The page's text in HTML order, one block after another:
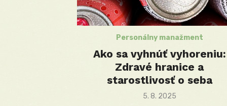
Personálny manažment
Ako sa vyhnúť vyhoreniu:
Zdravé hranice a
starostlivosť o seba
Posted
5. 8. 2025